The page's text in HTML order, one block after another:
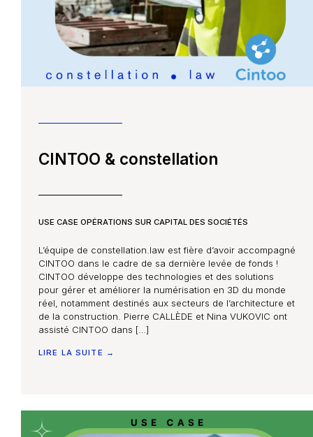
Constellation Médiation
Nos partenaires
CINTOO & constellation
USE CASE OPÉRATIONS SUR CAPITAL DES SOCIÉTÉS
L’équipe de constellation.law est fière d’avoir accompagné
CINTOO dans le cadre de sa dernière levée de fonds !
CINTOO développe des technologies et des solutions
pour gérer et améliorer la numérisation en 3D du monde
réel, notamment destinés aux secteurs de l’architecture et
de la construction. Pierre CALLÈDE et Nina VUKOVIC ont
assisté CINTOO dans […]
LIRE LA SUITE →
CONTACTEZ-NOUS
Nous écrire un mail